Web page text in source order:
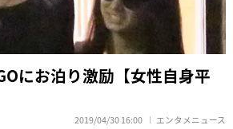
にお泊り激励【女性自身平
2019/04/30 16:00 エンタメニュース